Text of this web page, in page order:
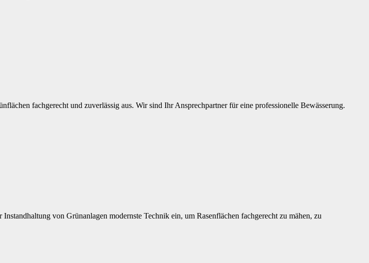
fachgerecht und zuverlässig aus. Wir sind Ihr Ansprechpartner für eine professionelle Bewässerung.
von Grünanlagen modernste Technik ein, um Rasenflächen fachgerecht zu mähen, zu